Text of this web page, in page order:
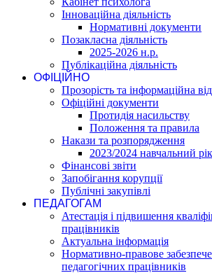
Інноваційна діяльність
Нормативні документи
Позакласна діяльність
2025-2026 н.р.
Публікаційна діяльність
ОФІЦІЙНО
Прозорість та інформаційна
Офіційні документи
Протидія насильству
Положення та правила
Накази та розпорядження
2023/2024 навчальний рік
Фінансові звіти
Запобігання корупції
Публічні закупівлі
ПЕДАГОГАМ
Атестація і підвишення
працівників
Актуальна інформація
Нормативно-правове
педагогічних працівників